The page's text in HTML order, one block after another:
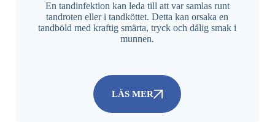
En tandinfektion kan leda till att var samlas runt
tandroten eller i tandköttet. Detta kan orsaka en
tandböld med kraftig smärta, tryck och dålig smak i
munnen.
LÄS MER